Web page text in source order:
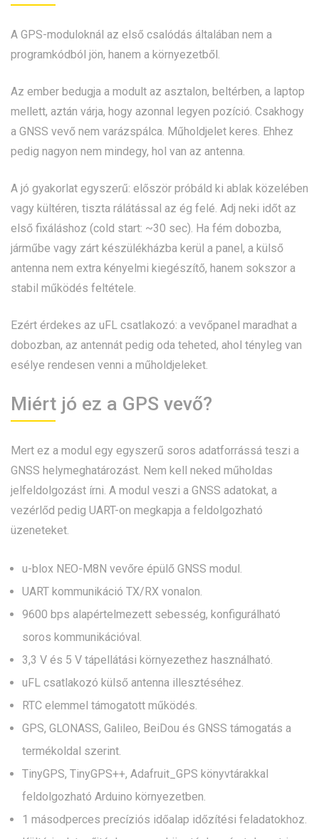
A GPS-moduloknál az első csalódás általában nem a
programkódból jön, hanem a környezetből.
Az ember bedugja a modult az asztalon, beltérben, a laptop
mellett, aztán várja, hogy azonnal legyen pozíció. Csakhogy
a GNSS vevő nem varázspálca. Műholdjelet keres. Ehhez
pedig nagyon nem mindegy, hol van az antenna.
A jó gyakorlat egyszerű: először próbáld ki ablak közelében
vagy kültéren, tiszta rálátással az ég felé. Adj neki időt az
első fixáláshoz (cold start: ~30 sec). Ha fém dobozba,
járműbe vagy zárt készülékházba kerül a panel, a külső
antenna nem extra kényelmi kiegészítő, hanem sokszor a
stabil működés feltétele.
Ezért érdekes az uFL csatlakozó: a vevőpanel maradhat a
dobozban, az antennát pedig oda teheted, ahol tényleg van
esélye rendesen venni a műholdjeleket.
Miért jó ez a GPS vevő?
Mert ez a modul egy egyszerű soros adatforrássá teszi a
GNSS helymeghatározást. Nem kell neked műholdas
jelfeldolgozást írni. A modul veszi a GNSS adatokat, a
vezérlőd pedig UART-on megkapja a feldolgozható
üzeneteket.
u-blox NEO-M8N vevőre épülő GNSS modul.
UART kommunikáció TX/RX vonalon.
9600 bps alapértelmezett sebesség, konfigurálható
soros kommunikációval.
3,3 V és 5 V tápellátási környezethez használható.
uFL csatlakozó külső antenna illesztéséhez.
RTC elemmel támogatott működés.
GPS, GLONASS, Galileo, BeiDou és GNSS támogatás a
termékoldal szerint.
TinyGPS, TinyGPS++, Adafruit_GPS könyvtárakkal
feldolgozható Arduino környezetben.
1 másodperces precíziós időalap időzítési feladatokhoz.